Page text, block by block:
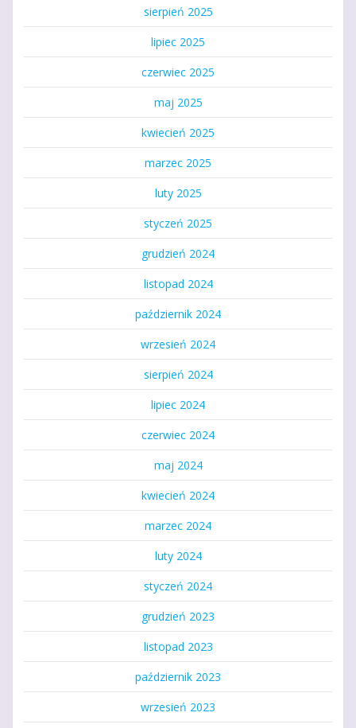
sierpień 2025
lipiec 2025
czerwiec 2025
maj 2025
kwiecień 2025
marzec 2025
luty 2025
styczeń 2025
grudzień 2024
listopad 2024
październik 2024
wrzesień 2024
sierpień 2024
lipiec 2024
czerwiec 2024
maj 2024
kwiecień 2024
marzec 2024
luty 2024
styczeń 2024
grudzień 2023
listopad 2023
październik 2023
wrzesień 2023